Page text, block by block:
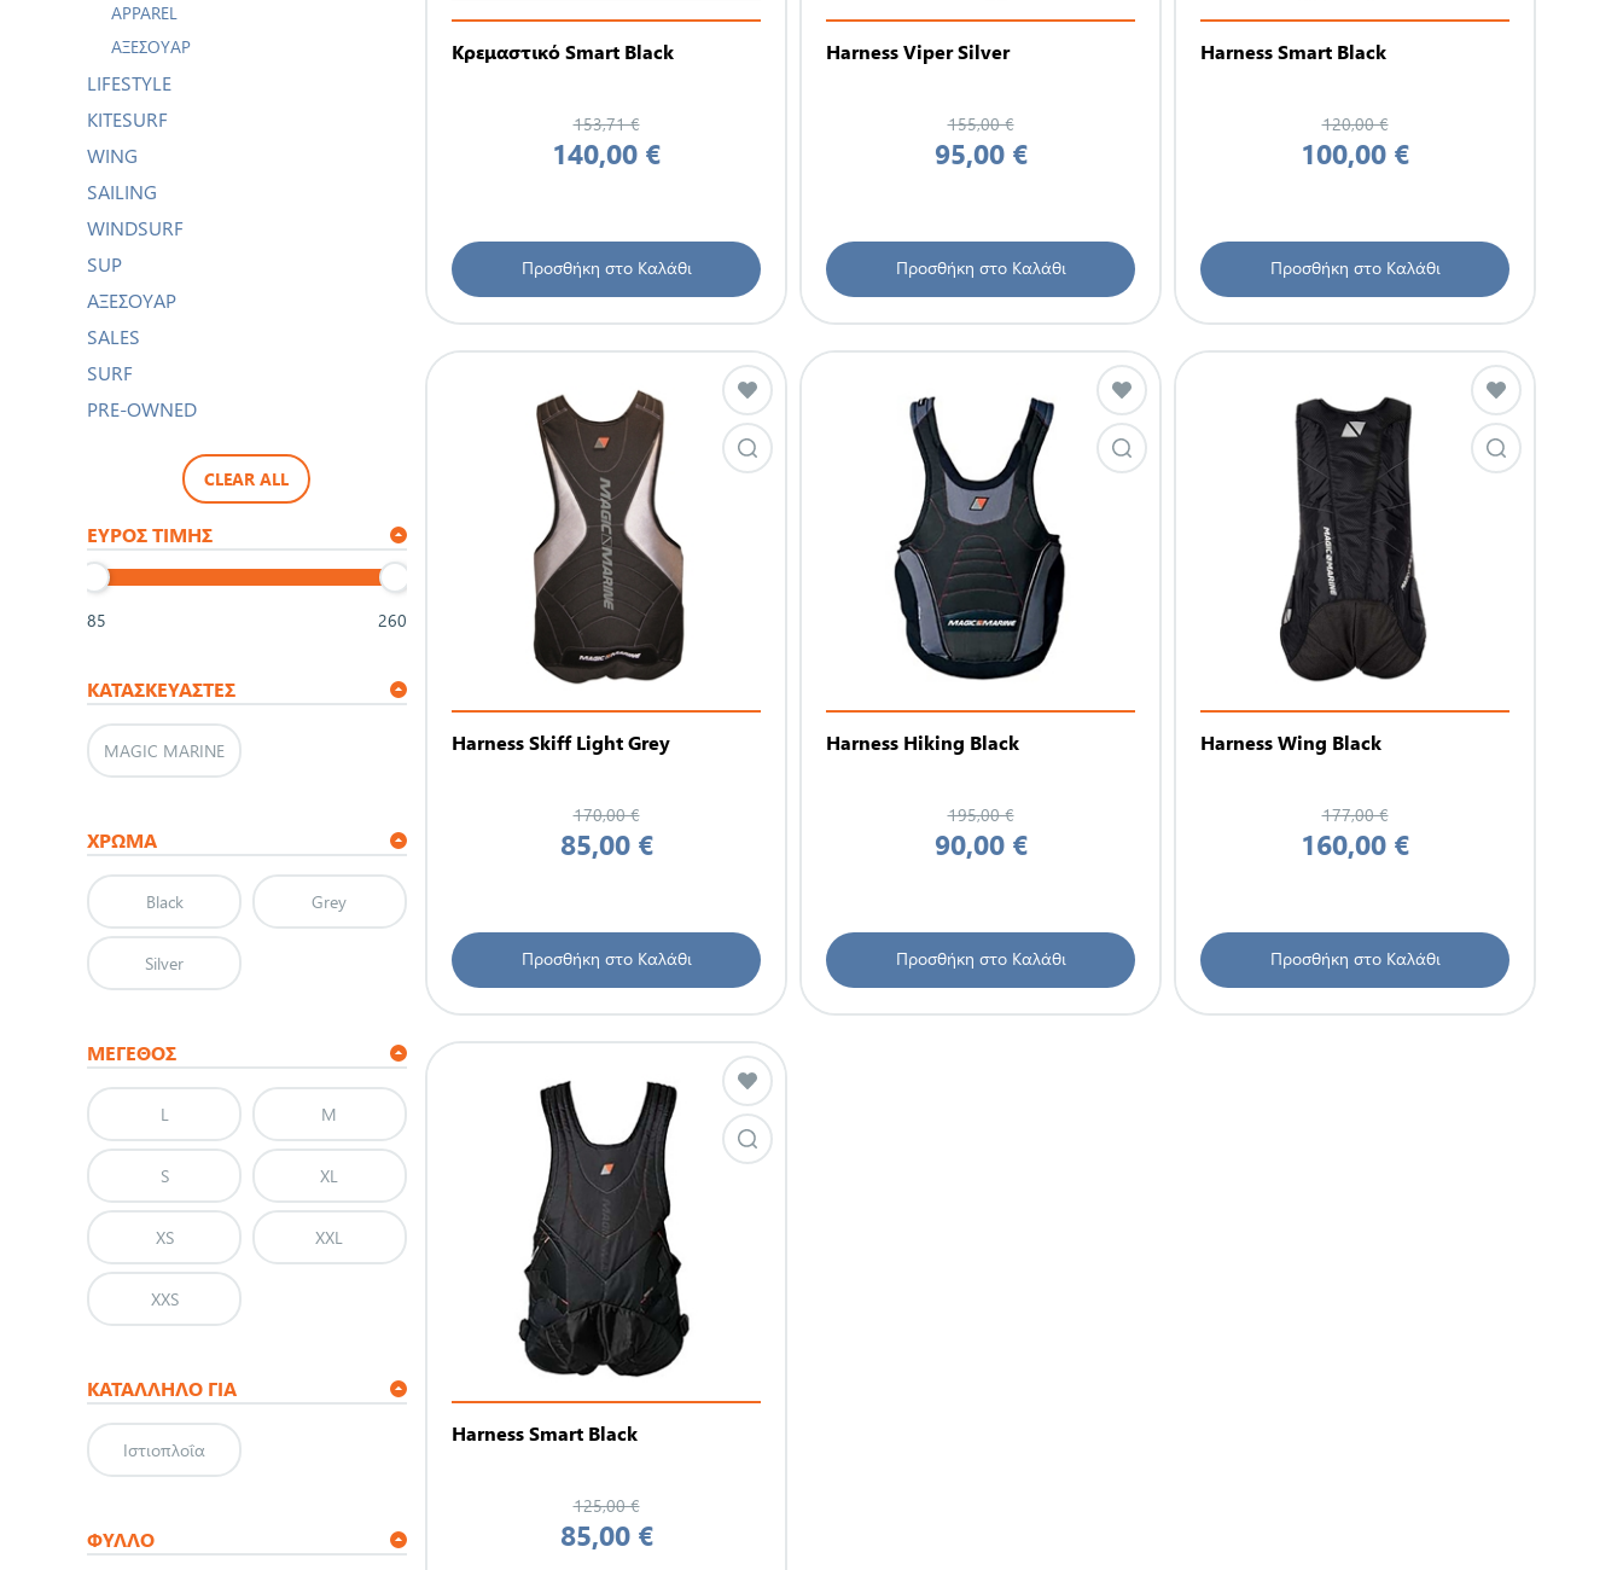
ΑPPAREL
ΑΞΕΣΟΥΆΡ
LIFESTYLE
KITESURF
WING
SAILING
WINDSURF
SUP
ΑΞΕΣΟΥΑΡ
SALES
SURF
PRE-OWNED
CLEAR ALL
ΕΎΡΟΣ ΤΙΜΉΣ
85 260
ΚΑΤΑΣΚΕΥΑΣΤΈΣ
MAGIC MARINE
ΧΡΩΜΑ
Black Grey
Silver
ΜΈΓΕΘΟΣ
L M
S XL
XS XXL
XXS
ΚΑΤΆΛΛΗΛΟ ΓΙΑ
Ιστιοπλοΐα
ΦΎΛΛΟ
Κρεμαστικό Smart Black
153,71 €
140,00 €
Προσθήκη στο Καλάθι
Harness Viper Silver
155,00 €
95,00 €
Προσθήκη στο Καλάθι
Harness Smart Black
120,00 €
100,00 €
Προσθήκη στο Καλάθι
Harness Skiff Light Grey
170,00 €
85,00 €
Προσθήκη στο Καλάθι
Harness Hiking Black
195,00 €
90,00 €
Προσθήκη στο Καλάθι
Harness Wing Black
177,00 €
160,00 €
Προσθήκη στο Καλάθι
Harness Smart Black
125,00 €
85,00 €